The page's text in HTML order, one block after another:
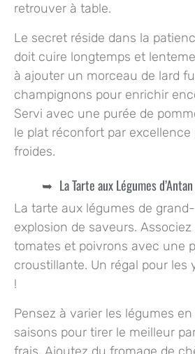
retrouver à table.
Le secret réside dans la
doit cuire longtemps et
à ajouter un morceau de lard
champignons pour enrichir
Servi avec une purée de
le plat réconfort par excellence
froides.
La Tarte aux Légumes d’Antan
La tarte aux légumes de
explosion de saveurs.
tomates et poivrons avec une
croustillante. Un régal pour les
!
Pensez à varier les légumes
saisons pour tirer le meilleur